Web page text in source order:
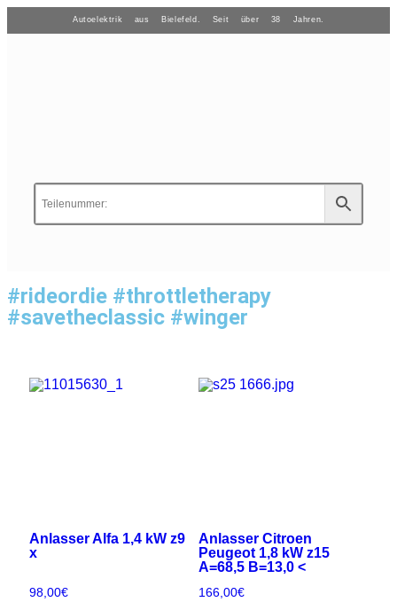
Autoelektrik aus Bielefeld. Seit über 38 Jahren.
#rideordie #throttletherapy
#savetheclassic #winger
Anlasser Alfa 1,4 kW z9
x
98,00€
Anlasser Citroen
Peugeot 1,8 kW z15
A=68,5 B=13,0 <
166,00€